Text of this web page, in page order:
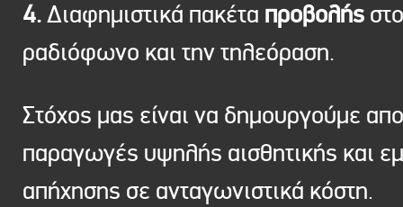
4.Διαφημιστικά πακέτα προβολής στο
ραδιόφωνο και την τηλεόραση.
Στόχος μας είναι να δημουργούμε
παραγωγές υψηλής αισθητικής και
απήχησης σε ανταγωνιστικά κόστη.